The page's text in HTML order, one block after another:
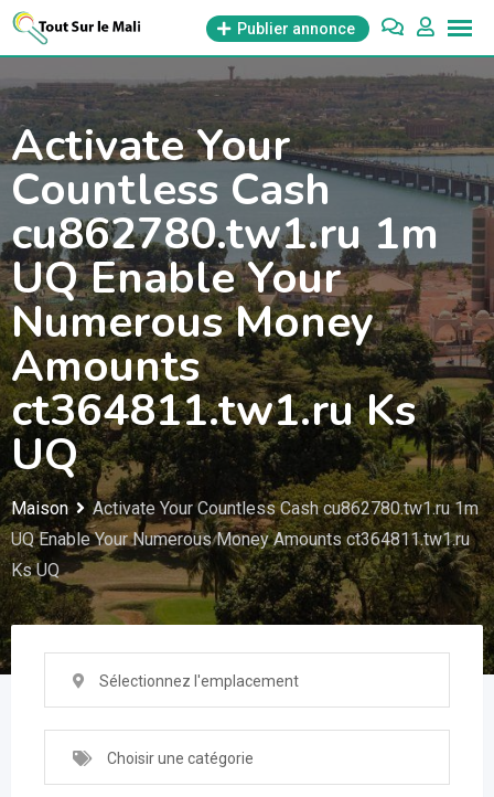
Aller
Publier annonce
Activate Your
Countless Cash
cu862780.tw1.ru 1m
UQ Enable Your
Numerous Money
Amounts
ct364811.tw1.ru Ks
UQ
Maison
Activate Your Countless Cash cu862780.tw1.ru 1m
UQ Enable Your Numerous Money Amounts ct364811.tw1.ru
Ks UQ
Sélectionnez l'emplacement
Choisir une catégorie